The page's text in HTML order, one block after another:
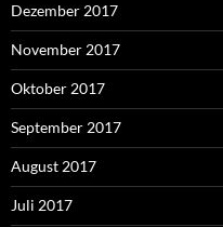
Dezember 2017
November 2017
Oktober 2017
September 2017
August 2017
Juli 2017